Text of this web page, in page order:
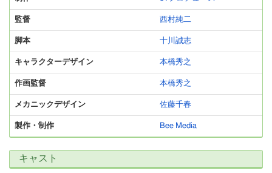
監督 西村純二
脚本 十川誠志
キャラクターデザイン 本橋秀之
作画監督 本橋秀之
メカニックデザイン 佐藤千春
製作・制作 Bee Media
キャスト